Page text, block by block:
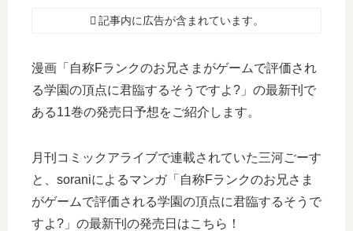
記事内に広告が含まれています。
漫画「自称Fランクのお兄さまがゲームで評価され
る学園の頂点に君臨するそうですよ?」の最新刊で
ある11巻の発売日予想をご紹介します。
月刊コミックアライブで連載されていた三河ごーす
と、soraniによるマンガ「自称Fランクのお兄さま
がゲームで評価される学園の頂点に君臨するそうで
すよ?」の最新刊の発売日はこちら！